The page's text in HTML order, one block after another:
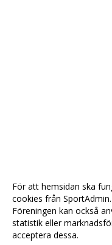
För att hemsidan ska
cookies från
Föreningen kan också
statistik eller
acceptera dessa.